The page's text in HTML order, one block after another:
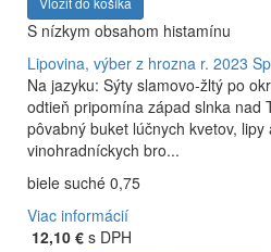
S nízkym obsahom histamínu
Lipovina, výber z hrozna r. 2023
Na jazyku: Sýty slamovo-žltý po
odtieň pripomína západ slnka nad
pôvabný buket lúčnych kvetov,
vinohradníckych bro...
biele suché 0,75
Viac informácií
12,10 € s DPH